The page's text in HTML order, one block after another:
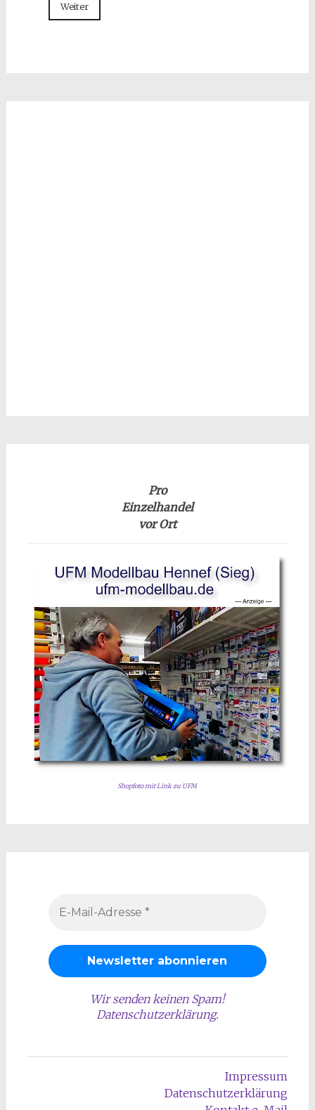
Weiter
Pro
Einzelhandel
vor Ort
Shopfoto mit Link zu UFM
Wir senden keinen Spam!
Datenschutzerklärung.
Impressum
Datenschutzerklärung